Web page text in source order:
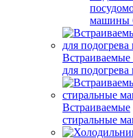
машины
для
Встраиваемые
стиральные